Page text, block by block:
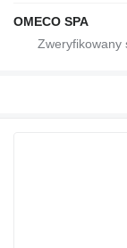
OMECO SPA